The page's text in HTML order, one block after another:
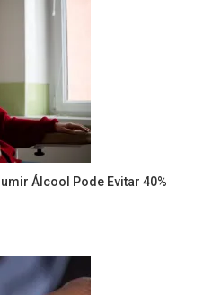
Álcool Pode Evitar 40%